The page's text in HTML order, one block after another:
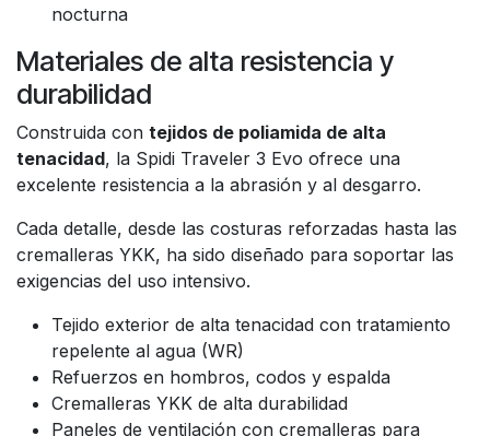
nocturna
Materiales de alta resistencia y
durabilidad
Construida con tejidos de poliamida de alta
tenacidad, la Spidi Traveler 3 Evo ofrece una
excelente resistencia a la abrasión y al desgarro.
Cada detalle, desde las costuras reforzadas hasta las
cremalleras YKK, ha sido diseñado para soportar las
exigencias del uso intensivo.
Tejido exterior de alta tenacidad con tratamiento
repelente al agua (WR)
Refuerzos en hombros, codos y espalda
Cremalleras YKK de alta durabilidad
Paneles de ventilación con cremalleras para